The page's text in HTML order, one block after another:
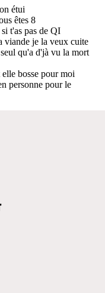
étui
êtes 8
t'as pas de QI
viande je la veux cuite
qu'a d'jà vu la mort
bosse pour moi
personne pour le